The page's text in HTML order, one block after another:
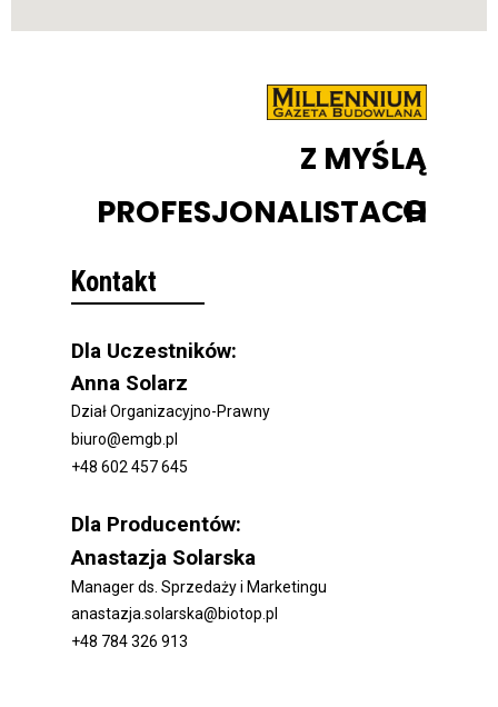
Z MYŚLĄ
O PROFESJONALISTACH
Kontakt
Dla Uczestników:
Anna Solarz
Dział Organizacyjno-Prawny
biuro@emgb.pl
+48 602 457 645
Dla Producentów:
Anastazja Solarska
Manager ds. Sprzedaży i Marketingu
anastazja.solarska@biotop.pl
+48 784 326 913